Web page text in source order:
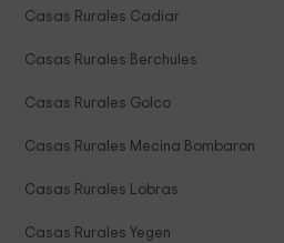
Casas Rurales Cadiar
Casas Rurales Berchules
Casas Rurales Golco
Casas Rurales Mecina Bombaron
Casas Rurales Lobras
Casas Rurales Yegen